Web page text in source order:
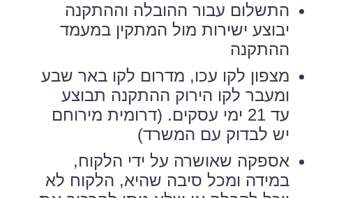
התשלום עבור ההובלה וההתקנה
יבוצע ישירות מול המתקין במעמד
ההתקנה
מצפון לקו עכו, מדרום לקו באר שבע
ומעבר לקו הירוק ההתקנה תבוצע
עד 21 ימי עסקים. (דרומית מירוחם
יש לבדוק עם המשרד)
אספקה שאושרה על ידי הלקוח,
במידה ומכל סיבה שהיא, הלקוח לא